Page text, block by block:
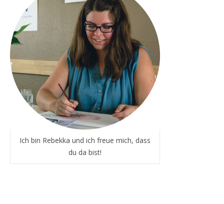
Ich bin Rebekka und ich freue mich, dass
du da bist!